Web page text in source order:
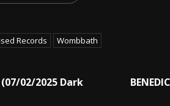
Records Wombbath
(07/02/2025 Dark